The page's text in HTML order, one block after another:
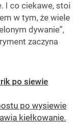
I co ciekawe, stoi
w tym, że wiele
dywanie”,
zaczyna
po siewie
po wysiewie
kiełkowanie.